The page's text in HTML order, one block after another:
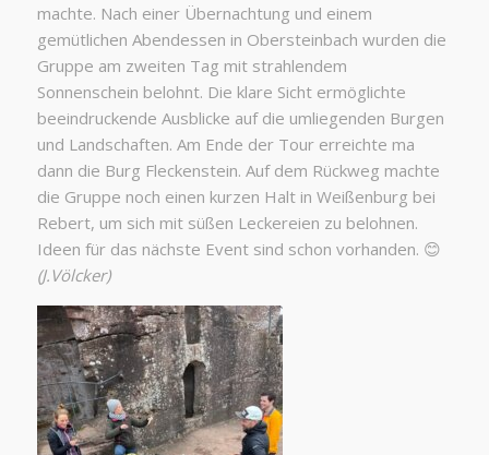
machte. Nach einer Übernachtung und einem
gemütlichen Abendessen in Obersteinbach wurden die
Gruppe am zweiten Tag mit strahlendem
Sonnenschein belohnt. Die klare Sicht ermöglichte
beeindruckende Ausblicke auf die umliegenden Burgen
und Landschaften. Am Ende der Tour erreichte ma
dann die Burg Fleckenstein. Auf dem Rückweg machte
die Gruppe noch einen kurzen Halt in Weißenburg bei
Rebert, um sich mit süßen Leckereien zu belohnen.
Ideen für das nächste Event sind schon vorhanden. 😊
(J.Völcker)